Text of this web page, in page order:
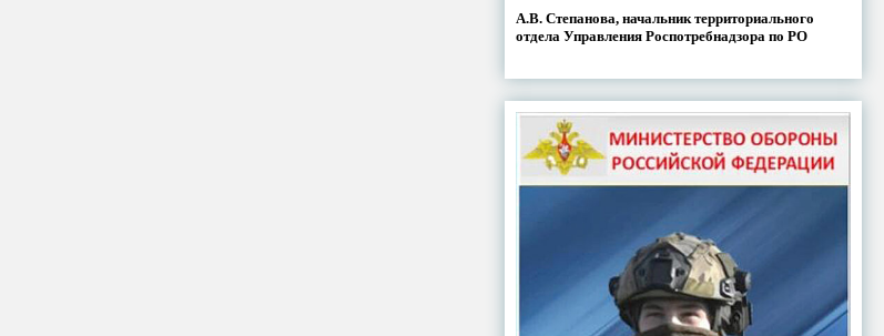
А.В. Степанова, начальник территориального
отдела Управления Роспотребнадзора по РО